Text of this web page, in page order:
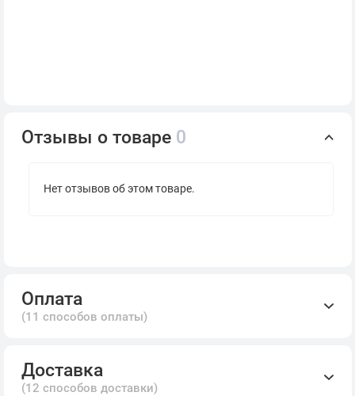
Отзывы о товаре 0
Нет отзывов об этом товаре.
Оплата
(11 способов оплаты)
Доставка
(12 способов доставки)